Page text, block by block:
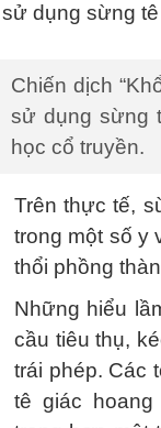
Chiến dịch
sử dụng sừng
học cổ truyền.
Trên thực tế,
trong một số y
thổi phồng
Những hiểu
cầu tiêu thụ,
trái phép. Các
tê giác